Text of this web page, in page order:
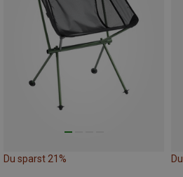
Du sparst 21%